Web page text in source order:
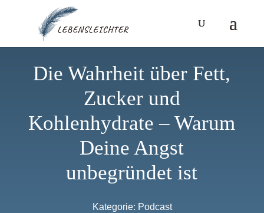
Die Wahrheit über Fett,
Zucker und
Kohlenhydrate – Warum
Deine Angst
unbegründet ist
Kategorie: Podcast